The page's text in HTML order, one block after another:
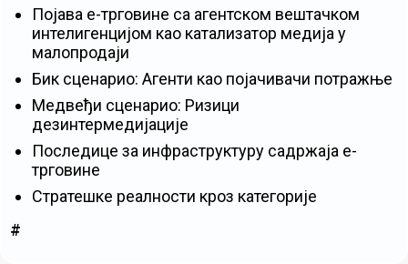
Појава е-трговине са агентском вештачком
интелигенцијом као катализатор медија у
малопродаји
Бик сценарио: Агенти као појачивачи потражње
Медвеђи сценарио: Ризици
дезинтермедијације
Последице за инфраструктуру садржаја е-
трговине
Стратешке реалности кроз категорије
#